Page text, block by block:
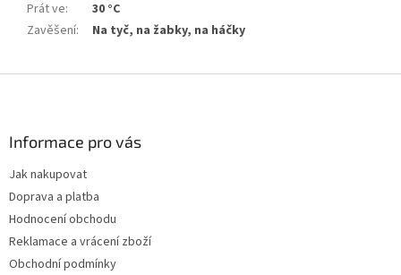
Prát ve:
30 °C
Zavěšení: Na tyč, na žabky, na háčky
Informace pro vás
Jak nakupovat
Doprava a platba
Hodnocení obchodu
Reklamace a vrácení zboží
Obchodní podmínky